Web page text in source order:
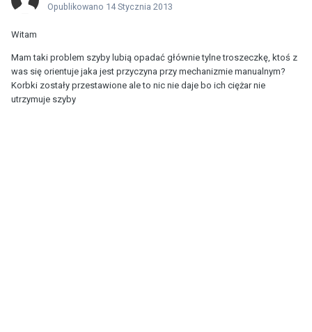
Opublikowano 14 Stycznia 2013
Witam
Mam taki problem szyby lubią opadać głównie tylne troszeczkę, ktoś z
was się orientuje jaka jest przyczyna przy mechanizmie manualnym?
Korbki zostały przestawione ale to nic nie daje bo ich ciężar nie
utrzymuje szyby